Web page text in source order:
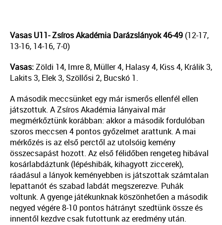
Vasas U11- Zsíros Akadémia Darázslányok 46-49 (12-17,
13-16, 14-16, 7-0)
Vasas:Zöldi 14, Imre 8, Müller 4, Halasy 4, Kiss 4, Králik 3,
Lakits 3, Elek 3, Szöllősi 2, Bucskó 1.
A második meccsünket egy már ismerős ellenfél ellen
játszottuk. A Zsíros Akadémia lányaival már
megmérkőztünk korábban: akkor a második fordulóban
szoros meccsen 4 pontos győzelmet arattunk. A mai
mérkőzés is az első perctől az utolsóig kemény
összecsapást hozott. Az első félidőben rengeteg hibával
kosárlabdáztunk (lépéshibák, kihagyott ziccerek),
ráadásul a lányok keményebben is játszottak számtalan
lepattanót és szabad labdát megszerezve. Puhák
voltunk. A gyenge játékunknak köszönhetően a második
negyed végére 8-10 pontos hátrányt szedtünk össze és
innentől kezdve csak futottunk az eredmény után.